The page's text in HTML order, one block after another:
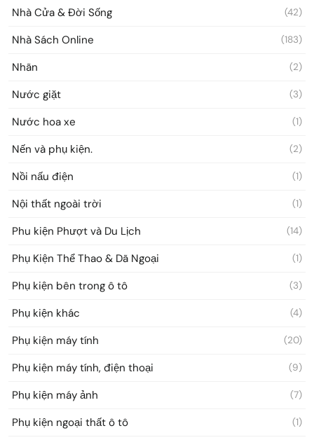
Nhà Cửa & Đời Sống (42)
Nhà Sách Online (183)
Nhãn (2)
Nước giặt (3)
Nước hoa xe (1)
Nến và phụ kiện. (2)
Nồi nấu điện (1)
Nội thất ngoài trời (1)
Phu kiện Phượt và Du Lịch (14)
Phụ Kiện Thể Thao & Dã Ngoại (1)
Phụ kiện bên trong ô tô (3)
Phụ kiện khác (4)
Phụ kiện máy tính (20)
Phụ kiện máy tính, điện thoại (9)
Phụ kiện máy ảnh (7)
Phụ kiện ngoại thất ô tô (1)